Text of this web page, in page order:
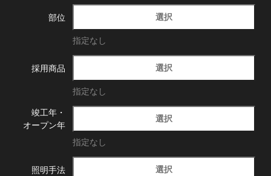
部位 選択
指定なし
採用商品 選択
指定なし
竣工年・
オープン年
選択
指定なし
照明手法 選択